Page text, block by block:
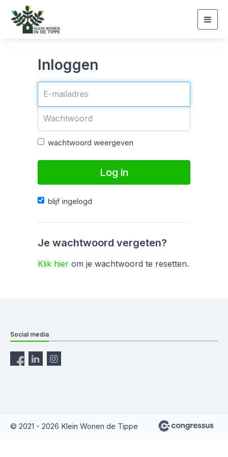
Inloggen
wachtwoord weergeven
Log in
blijf ingelogd
Je wachtwoord vergeten?
Klik hier om je wachtwoord te resetten.
Social media
© 2021 - 2026 Klein Wonen de Tippe